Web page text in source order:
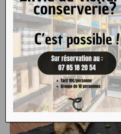
complète de thon de 500 g en
Nos autres poissons fumés en filet :
côtes.Le saumon fumé est sélectionné
en accord avec nos valeurs. Il est élevé
hormones et sans antibiotiques, avec
OGM. Et jamais congelé !
QU'EST-CE QUE LA
EN SAVOIR +